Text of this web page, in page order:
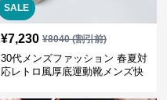
SALE
¥7,230 ¥8040(割引前)
30代メンズファッション 春夏対
応レトロ風厚底運動靴メンズ快